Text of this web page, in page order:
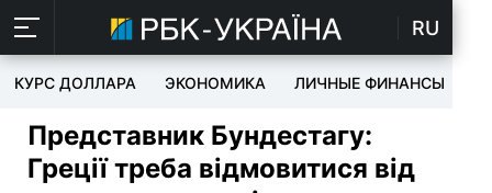
RU
КУРС ДОЛЛАРА ЭКОНОМИКА ЛИЧНЫЕ ФИНАНСЫ
Представник Бундестагу:
Греції треба відмовитися від